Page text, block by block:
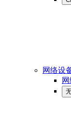
网络设